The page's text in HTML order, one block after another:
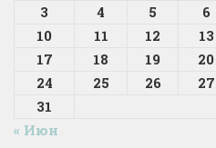
3
4 5 6
10
11 12 13
17
18 19 20
24
25 26 27
31
« Июн